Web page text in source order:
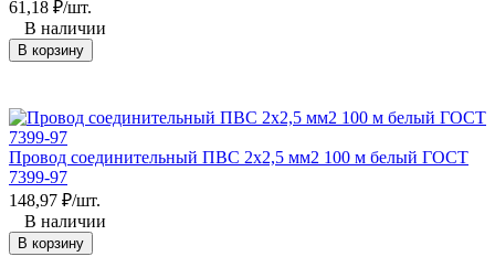
61,18 ₽/шт.
В наличии
В корзину
Провод соединительный ПВС 2x2,5 мм2 100 м белый ГОСТ
7399-97
148,97 ₽/шт.
В наличии
В корзину